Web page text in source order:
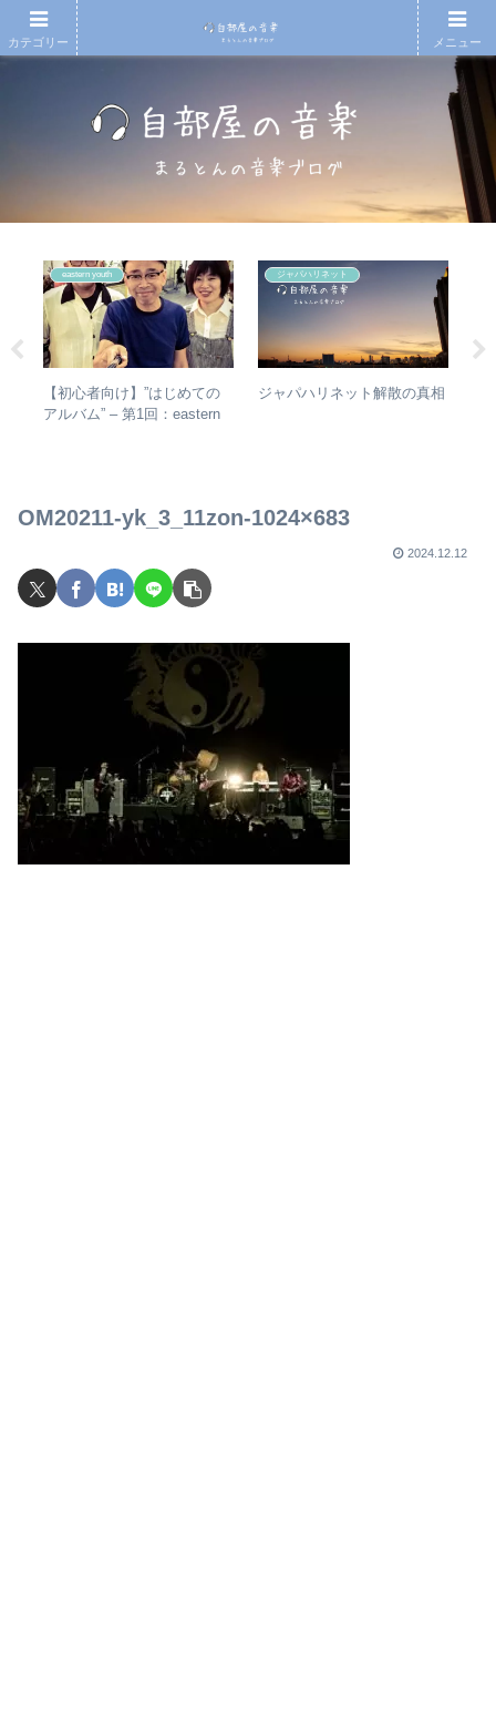
eastern youth
【初心者向け】”はじめての
アルバム” – 第1回：eastern
ジャパハリネット
ジャパハリネット解散の真相
OM20211-yk_3_11zon-1024×683
2024.12.12
カテゴリー メニュー